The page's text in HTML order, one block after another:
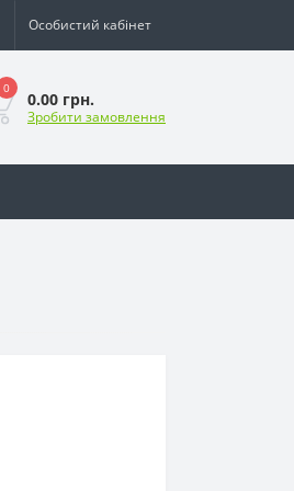
Особистий кабінет
0
0.00 грн.
Зробити замовлення